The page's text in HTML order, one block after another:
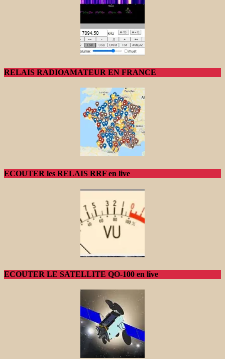
RELAIS RADIOAMATEUR EN FRANCE
ECOUTER les RELAIS RRF en live
ECOUTER LE SATELLITE QO-100 en live